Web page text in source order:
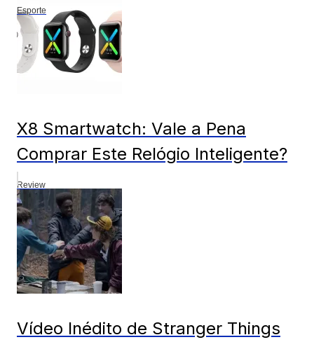
Esporte
X8 Smartwatch: Vale a Pena
Comprar Este Relógio Inteligente?
Review
Vídeo Inédito de Stranger Things